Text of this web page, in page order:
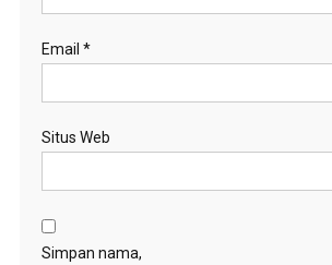
Email *
Situs Web
Simpan nama,